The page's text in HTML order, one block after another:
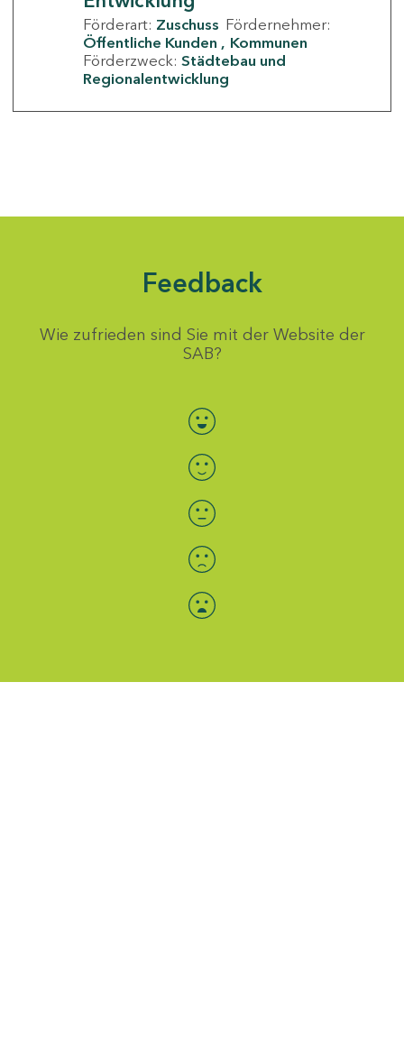
Förderart: Zuschuss Fördernehmer:
Öffentliche Kunden
Kommunen
Förderzweck: Städtebau und
Regionalentwicklung
Feedback
Wie zufrieden sind Sie mit der Website der
SAB?
Bewertung auswählen